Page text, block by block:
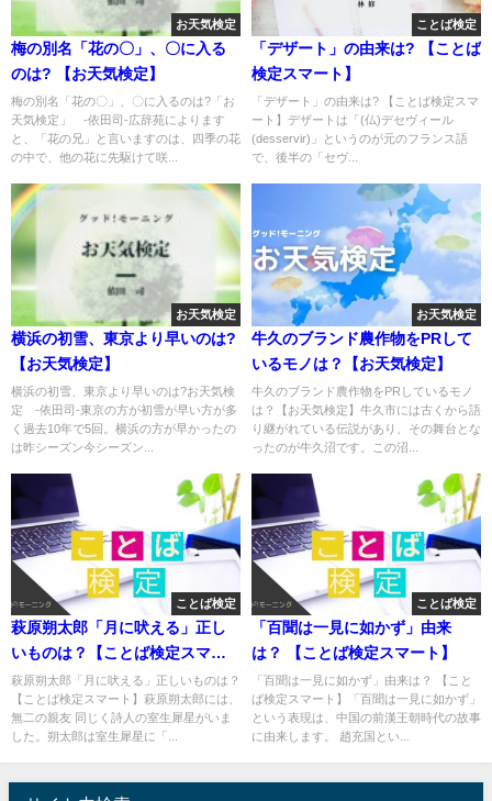
お天気検定
梅の別名「花の〇」、〇に入る
のは? 【お天気検定】
梅の別名「花の〇」、〇に入るのは?「お
天気検定」 -依田司-広辞苑によります
と、「花の兄」と言いますのは、四季の花
の中で、他の花に先駆けて咲...
ことば検定
「デザート」の由来は? 【ことば
検定スマート】
「デザート」の由来は? 【ことば検定スマ
ート】デザートは「(仏)デセヴィール
(desservir)」というのが元のフランス語
で、後半の「セヴ...
お天気検定
横浜の初雪、東京より早いのは?
【お天気検定】
横浜の初雪、東京より早いのは?お天気検
定 -依田司-東京の方が初雪が早い方が多
く過去10年で5回。横浜の方が早かったの
は昨シーズン今シーズン...
お天気検定
牛久のブランド農作物をPRして
いるモノは？【お天気検定】
牛久のブランド農作物をPRしているモノ
は？【お天気検定】牛久市には古くから語
り継がれている伝説があり、その舞台とな
ったのが牛久沼です。この沼...
ことば検定
萩原朔太郎「月に吠える」正し
いものは？【ことば検定スマー
ト】
萩原朔太郎「月に吠える」正しいものは？
【ことば検定スマート】萩原朔太郎には、
無二の親友 同じく詩人の室生犀星がいま
した。朔太郎は室生犀星に「...
ことば検定
「百聞は一見に如かず」由来
は？ 【ことば検定スマート】
「百聞は一見に如かず」由来は？ 【こと
ば検定スマート】「百聞は一見に如かず」
という表現は、中国の前漢王朝時代の故事
に由来します。 趙充国とい...